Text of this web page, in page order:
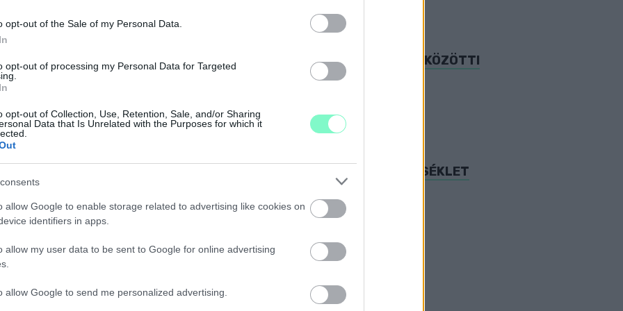
opt-out of the Sale of my Personal Data.
opt-out of processing my Personal Data for Targeted
opt-out of Collection, Use, Retention, Sale, and/or Sharing
Data that Is Unrelated with the Purposes for which it
allow Google to enable storage related to advertising like cookies on
identifiers in apps.
allow my user data to be sent to Google for online advertising
allow Google to send me personalized advertising.
kocsi futóművében is eltörik ez-az.
ÚTTAL ÖSSZEKÖTVE AZ OLADI LAKÓTELEP A KÁMON ÉS OLAD KÖZÖTTI
DE A NAGYOBB MUNKÁKHOZ NEM ÁRT A MAGASABB HŐMÉRSÉKLET
is foglalkoznak a SZOVA-nál.
FŐUTCA FELÚJÍTÁSA
30 éves útburkolatot cseréltek le.